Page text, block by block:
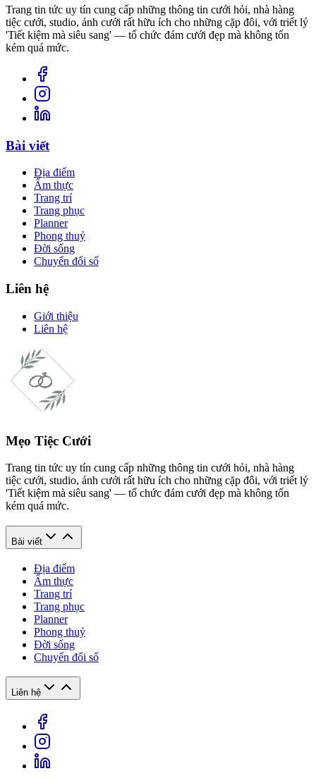
Trang tin tức uy tín cung cấp những thông tin cưới hỏi, nhà hàng
tiệc cưới, studio, ảnh cưới rất hữu ích cho những cặp đôi, với triết lý
'Tiết kiệm mà siêu sang' — tổ chức đám cưới đẹp mà không tốn
kém quá mức.
Bài viết
Địa điểm
Ẩm thực
Trang trí
Trang phục
Planner
Phong thuỷ
Đời sống
Chuyển đổi số
Liên hệ
Giới thiệu
Liên hệ
Mẹo Tiệc Cưới
Trang tin tức uy tín cung cấp những thông tin cưới hỏi, nhà hàng
tiệc cưới, studio, ảnh cưới rất hữu ích cho những cặp đôi, với triết lý
'Tiết kiệm mà siêu sang' — tổ chức đám cưới đẹp mà không tốn
kém quá mức.
Bài viết
Địa điểm
Ẩm thực
Trang trí
Trang phục
Planner
Phong thuỷ
Đời sống
Chuyển đổi số
Liên hệ